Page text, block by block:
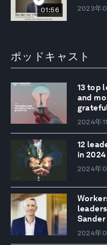
01:56 2023年
ポッドキャスト
13 top
and
2024年
12
in 2024
2024年
2024年